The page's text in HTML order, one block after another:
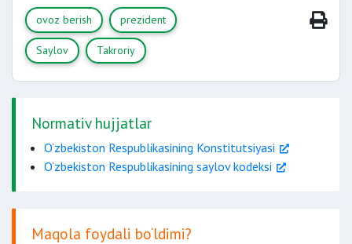
tayinlaydi
ovoz berish prezident
Saylov Takroriy
Normativ hujjatlar
O‘zbekiston Respublikasining Konstitutsiyasi
O‘zbekiston Respublikasining saylov kodeksi
Maqola foydali bo‘ldimi?